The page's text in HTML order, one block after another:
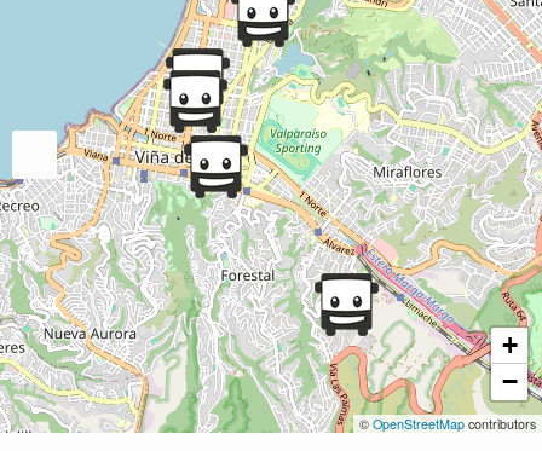
+
−
© OpenStreetMap contributors